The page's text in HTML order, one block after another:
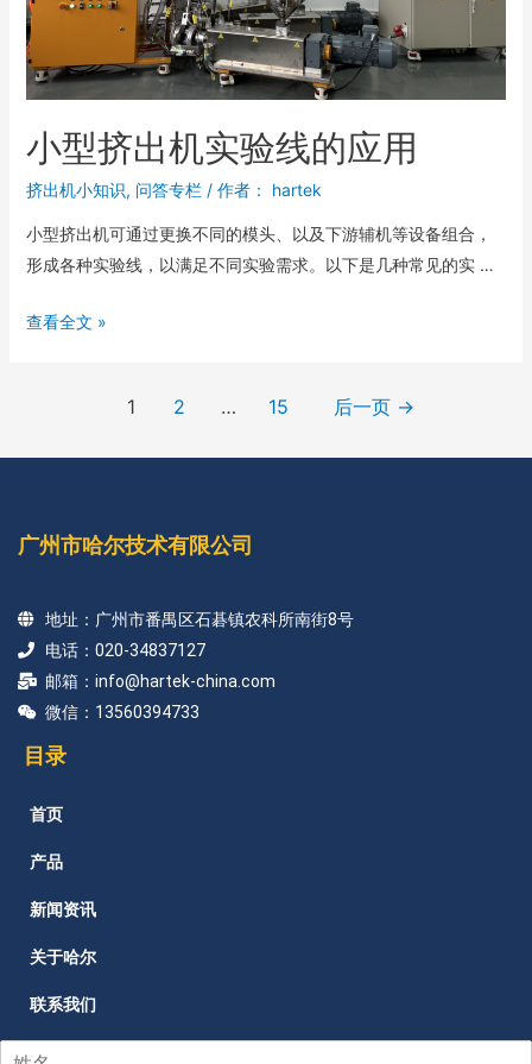
小型挤出机实验线的应用
挤出机小知识, 问答专栏/ 作者： hartek
小型挤出机可通过更换不同的模头、以及下游辅机等设备组合，
形成各种实验线，以满足不同实验需求。以下是几种常见的实 …
查看全文 »
1 2 … 15 后一页 →
广州市哈尔技术有限公司
地址：广州市番禺区石碁镇农科所南街8号
电话：020-34837127
邮箱：info@hartek-china.com
微信：13560394733
目录
首页
产品
新闻资讯
关于哈尔
联系我们